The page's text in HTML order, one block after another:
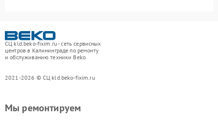
СЦ kld.beko-fixim.ru - сеть сервисных
центров в Калининграде по ремонту
и обслуживанию техники Beko
2021-2026 © СЦ kld.beko-fixim.ru
Мы ремонтируем